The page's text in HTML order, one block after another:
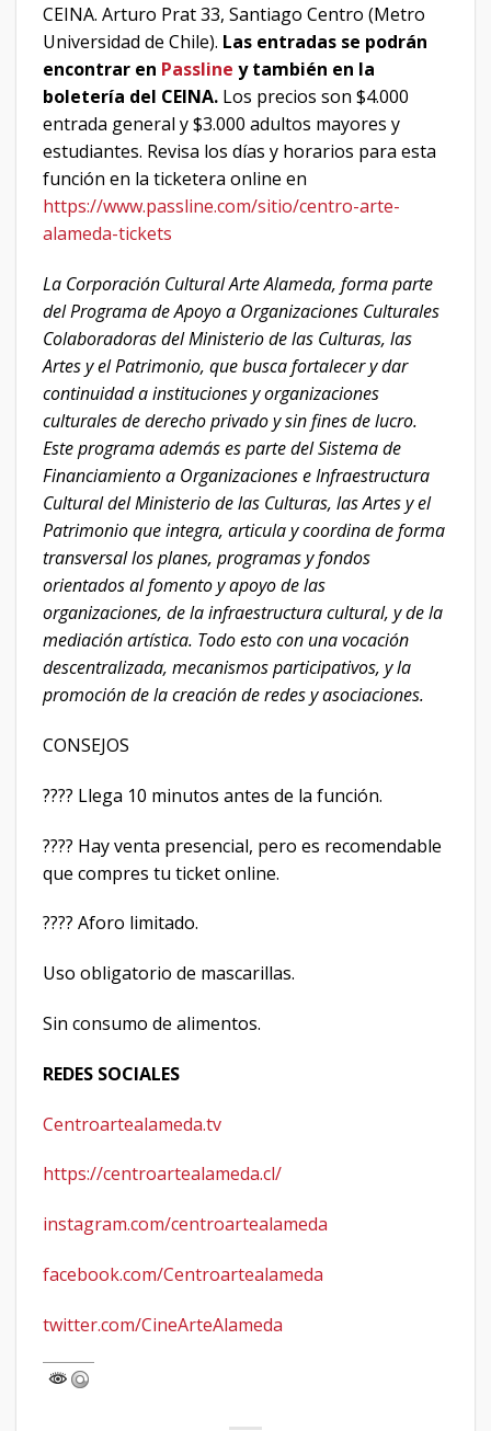
CEINA. Arturo Prat 33, Santiago Centro (Metro
Universidad de Chile). Las entradas se podrán
encontrar en Passline y también en la
boletería del CEINA. Los precios son $4.000
entrada general y $3.000 adultos mayores y
estudiantes. Revisa los días y horarios para esta
función en la ticketera online en
https://www.passline.com/sitio/centro-arte-
alameda-tickets
La Corporación Cultural Arte Alameda, forma parte
del Programa de Apoyo a Organizaciones Culturales
Colaboradoras del Ministerio de las Culturas, las
Artes y el Patrimonio, que busca fortalecer y dar
continuidad a instituciones y organizaciones
culturales de derecho privado y sin fines de lucro.
Este programa además es parte del Sistema de
Financiamiento a Organizaciones e Infraestructura
Cultural del Ministerio de las Culturas, las Artes y el
Patrimonio que integra, articula y coordina de forma
transversal los planes, programas y fondos
orientados al fomento y apoyo de las
organizaciones, de la infraestructura cultural, y de la
mediación artística. Todo esto con una vocación
descentralizada, mecanismos participativos, y la
promoción de la creación de redes y asociaciones.
CONSEJOS
???? Llega 10 minutos antes de la función.
???? Hay venta presencial, pero es recomendable
que compres tu ticket online.
???? Aforo limitado.
Uso obligatorio de mascarillas.
Sin consumo de alimentos.
REDES SOCIALES
Centroartealameda.tv
https://centroartealameda.cl/
instagram.com/centroartealameda
facebook.com/Centroartealameda
twitter.com/CineArteAlameda